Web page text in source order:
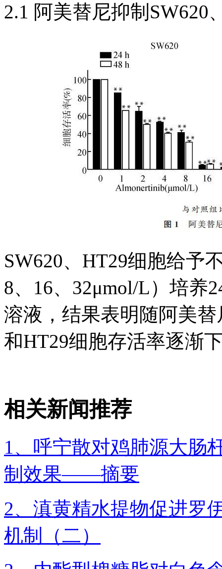
2.1 阿美替尼抑制SW620
SW620、HT29细胞给予
8、16、32μmol/L）培养
溶液，结果表明随阿美
和HT29细胞存活率逐渐
相关新闻推荐
1、呼宁散对鸡肺源大肠
制效果——摘要
2、滇黄精水提物促进罗
机制（二）